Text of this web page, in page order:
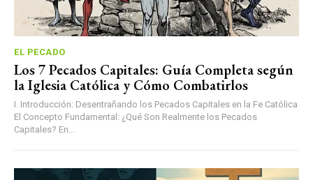
EL PECADO
Los 7 Pecados Capitales: Guía Completa según
la Iglesia Católica y Cómo Combatirlos
I. Introducción: Desentrañando los Pecados Capitales en la Fe Católica
El Concepto Fundamental: ¿Qué Son Realmente los Pecados
Capitales? En...